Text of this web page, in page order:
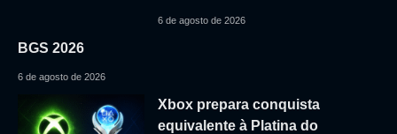
6 de agosto de 2026
BGS 2026
6 de agosto de 2026
Xbox prepara conquista
equivalente à Platina do